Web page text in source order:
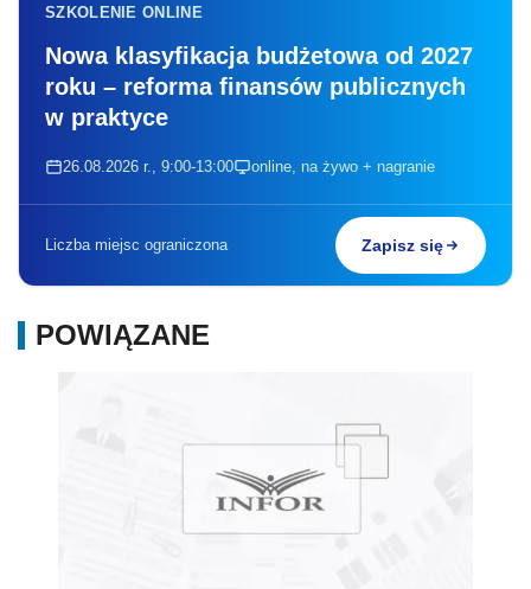
SZKOLENIE ONLINE
Nowa klasyfikacja budżetowa od 2027
roku – reforma finansów publicznych
w praktyce
26.08.2026 r., 9:00-13:00 online, na żywo + nagranie
Liczba miejsc ograniczona Zapisz się
POWIĄZANE